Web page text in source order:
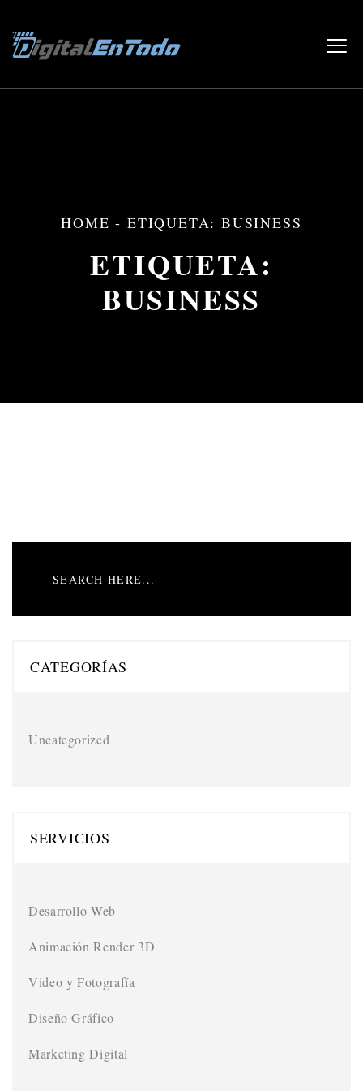
HOME -ETIQUETA: BUSINESS
ETIQUETA:
BUSINESS
CATEGORÍAS
Uncategorized
SERVICIOS
Desarrollo Web
Animación Render 3D
Video y Fotografía
Diseño Gráfico
Marketing Digital